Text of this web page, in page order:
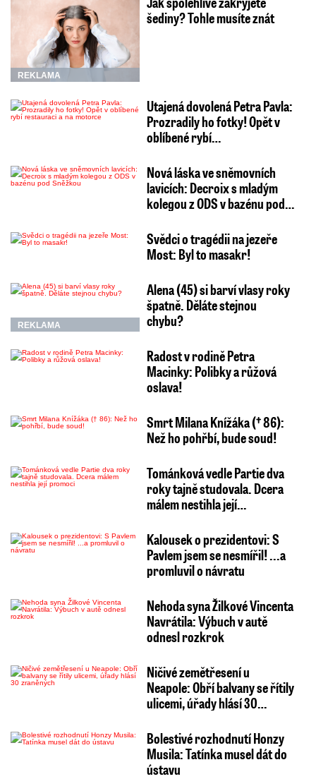
REKLAMA
šediny? Tohle musíte znát
Utajená dovolená Petra Pavla:
Prozradily ho fotky! Opět v
oblíbené rybí…
Nová láska ve sněmovních
lavicích: Decroix s mladým
kolegou z ODS v bazénu pod…
Svědci o tragédii na jezeře
Most: Byl to masakr!
REKLAMA
Alena (45) si barví vlasy roky
špatně. Děláte stejnou
chybu?
Radost v rodině Petra
Macinky: Polibky a růžová
oslava!
Smrt Milana Knížáka († 86):
Než ho pohřbí, bude soud!
Tománková vedle Partie dva
roky tajně studovala. Dcera
málem nestihla její…
Kalousek o prezidentovi: S
Pavlem jsem se nesmířil! ...a
promluvil o návratu
Nehoda syna Žilkové Vincenta
Navrátila: Výbuch v autě
odnesl rozkrok
Ničivé zemětřesení u
Neapole: Obří balvany se řítily
ulicemi, úřady hlásí 30…
Bolestivé rozhodnutí Honzy
Musila: Tatínka musel dát do
ústavu